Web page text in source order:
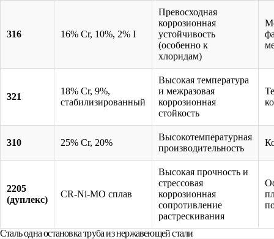
316 16% Cr, 10%, 2% I
Превосходная
коррозионная
устойчивость
(особенно к
хлоридам)
321
18% Cr, 9%,
стабилизированный
Высокая температура
и межразовая
коррозионная
стойкость
310 25% Cr, 20%
Высокотемпературная
производительность
2205
(дуплекс)
CR-Ni-MO сплав
Высокая прочность и
стрессовая
коррозионная
сопротивление
растрескивания
Сталь одна остановка труба из нержавеющей стали